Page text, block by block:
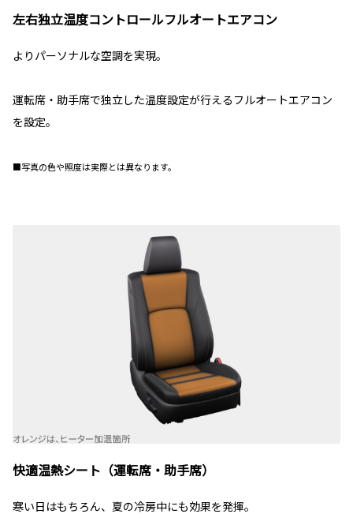
左右独立温度コントロールフルオートエアコン
よりパーソナルな空調を実現。
運転席・助手席で独立した温度設定が行えるフルオートエアコン
を設定。
■写真の色や照度は実際とは異なります。
快適温熱シート（運転席・助手席）
寒い日はもちろん、夏の冷房中にも効果を発揮。